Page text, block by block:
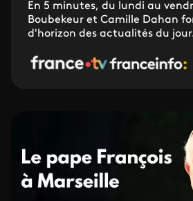
En 5 minutes, du lundi au
Boubekeur et Camille Dahan
d'horizon des actualités du